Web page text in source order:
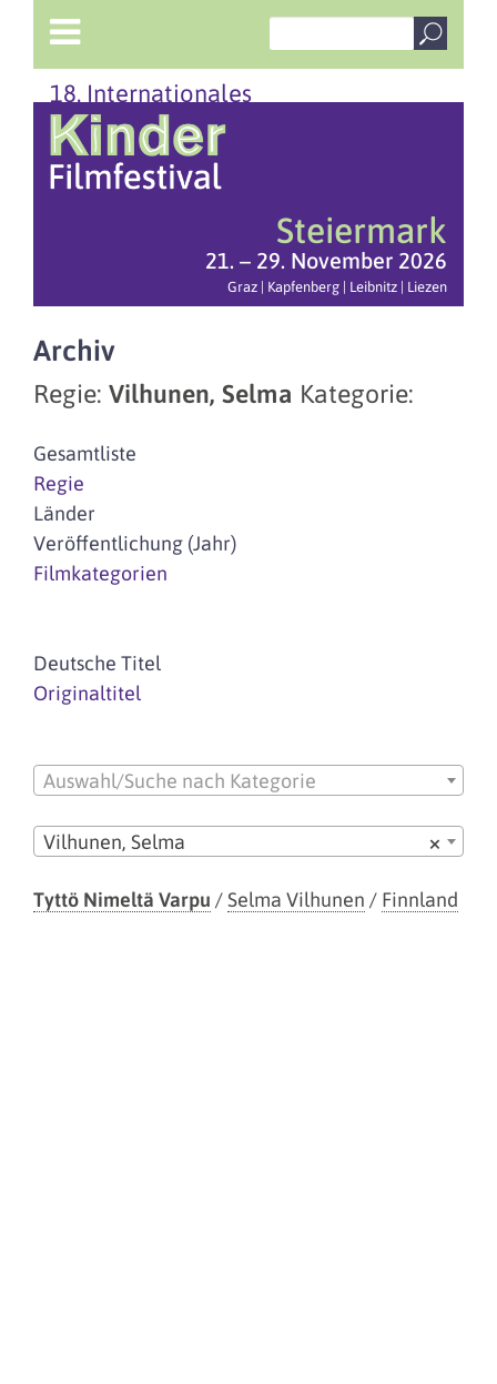
18. Internationales
Steiermark
21. – 29. November 2026
Graz | Kapfenberg | Leibnitz | Liezen
Archiv
Regie: Vilhunen, Selma Kategorie:
Gesamtliste
Regie
Länder
Veröffentlichung (Jahr)
Filmkategorien
Deutsche Titel
Originaltitel
Auswahl/Suche nach Kategorie
×
Vilhunen, Selma
Tyttö Nimeltä Varpu /Selma Vilhunen / Finnland